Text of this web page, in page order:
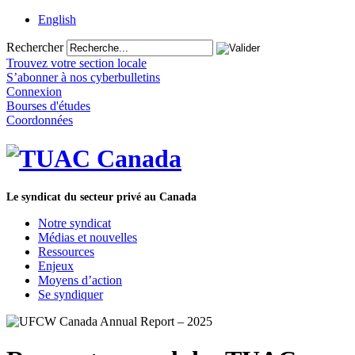
English
Rechercher
Trouvez votre section locale
S’abonner à nos cyberbulletins
Connexion
Bourses d'études
Coordonnées
Le syndicat du secteur privé au Canada
Notre syndicat
Médias et nouvelles
Ressources
Enjeux
Moyens d’action
Se syndiquer